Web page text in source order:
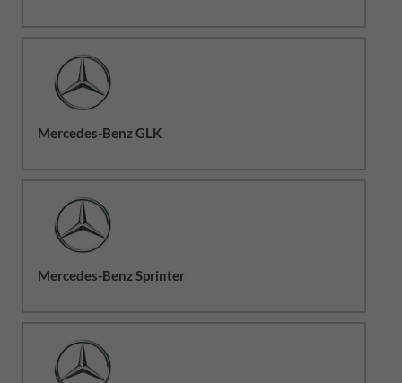
Mercedes-Benz GLK
Mercedes-Benz Sprinter